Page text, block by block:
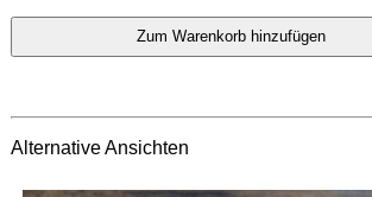
Alternative Ansichten